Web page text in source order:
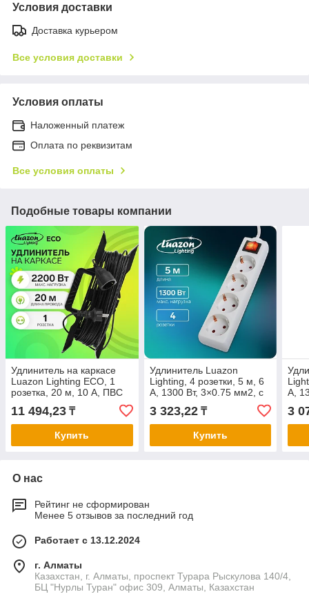
Условия доставки
Доставка курьером
Все условия доставки
Условия оплаты
Наложенный платеж
Оплата по реквизитам
Все условия оплаты
Подобные товары компании
Удлинитель на каркасе
Luazon Lighting ECO, 1
розетка, 20 м, 10 А, ПВС
3х0.75 мм2, с з/к,IP20
11 494,23 ₸
Купить
Удлинитель Luazon
Lighting, 4 розетки, 5 м, 6
А, 1300 Вт, 3×0.75 мм2, с
заземлением, с
выключателем, ...
3 323,22₸
Купить
А,
3
О нас
Рейтинг не сформирован
Менее 5 отзывов за последний год
Работает с 13.12.2024
г. Алматы
Казахстан, г. Алматы, проспект Турара Рыскулова 140/4,
БЦ "Нурлы Туран" офис 309, Алматы, Казахстан